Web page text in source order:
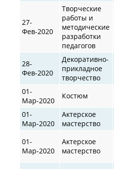
27-
Фев-2020
Творческие
работы и
методические
разработки
педагогов
28-
Фев-2020
Декоративно-
прикладное
творчество
01-
Мар-2020
Костюм
01-
Мар-2020
Актерское
мастерство
01-
Мар-2020
Актерское
мастерство